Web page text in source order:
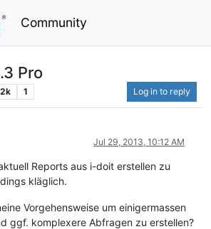
Community
Pro
1 Log in to reply
Jul 29, 2013, 10:12 AM
Reports aus i-doit erstellen zu
kläglich.
Vorgehensweise um einigermassen
ggf. komplexere Abfragen zu erstellen?